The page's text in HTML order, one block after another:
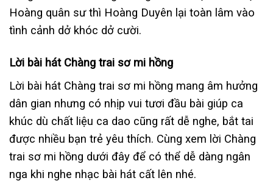
Hoàng quân sư thì Hoàng Duyên lại toàn lâm vào
tình cảnh dở khóc dở cười.
Lời bài hát Chàng trai sơ mi hồng
Lời bài hát Chàng trai sơ mi hồng mang âm hưởng
dân gian nhưng có nhịp vui tươi đầu bài giúp ca
khúc dù chất liệu ca dao cũng rất dễ nghe, bắt tai
được nhiều bạn trẻ yêu thích. Cùng xem lời Chàng
trai sơ mi hồng dưới đây để có thể dễ dàng ngân
nga khi nghe nhạc bài hát cất lên nhé.